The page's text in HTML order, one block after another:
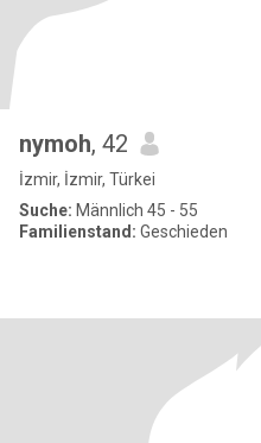
nymoh, 42
İzmir, İzmir, Türkei
Suche: Männlich 45 - 55
Familienstand: Geschieden